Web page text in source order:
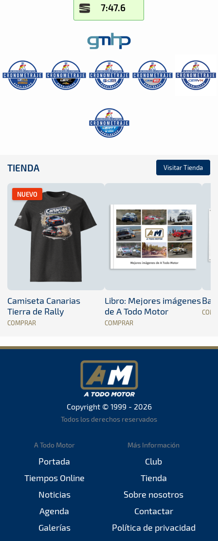
7:47.6
TIENDA Visitar Tienda
NUEVO
Camiseta Canarias
Tierra de Rally
COMPRAR
Libro: Mejores imágenes
de A Todo Motor
COMPRAR
Copyright © 1999 - 2026
Todos los derechos reservados
A Todo Motor
Portada
Tiempos Online
Noticias
Agenda
Galerías
Más Información
Club
Tienda
Sobre nosotros
Contactar
Política de privacidad